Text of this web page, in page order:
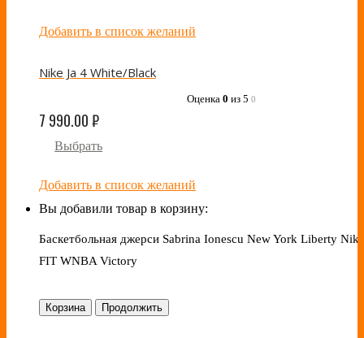
Добавить в список желаний
Nike Ja 4 White/Black
Оценка 0 из 5 0
7 990.00₽
Выбрать
Добавить в список желаний
Вы добавили товар в корзину:
Баскетбольная джерси Sabrina Ionescu New York Liberty
FIT WNBA Victory
Корзина Продолжить